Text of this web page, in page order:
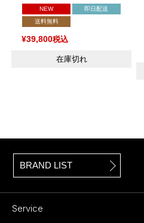
NEW
即日配送
送料無料
¥39,800税込
在庫切れ
BRAND LIST
Service